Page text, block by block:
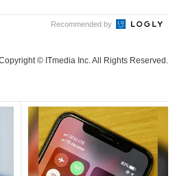
Recommended by
© ITmedia Inc. All Rights Reserved.